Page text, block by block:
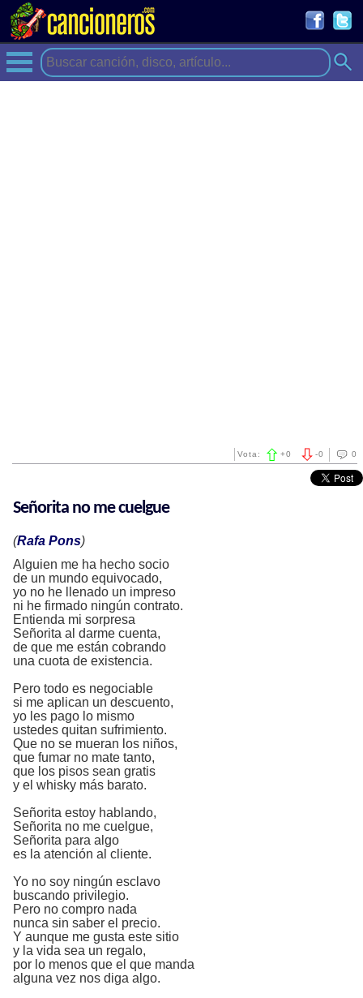
0
-0
Vota: +0
Señorita no me cuelgue
(Rafa Pons)
Alguien me ha hecho socio
de un mundo equivocado,
yo no he llenado un impreso
ni he firmado ningún contrato.
Entienda mi sorpresa
Señorita al darme cuenta,
de que me están cobrando
una cuota de existencia.
Pero todo es negociable
si me aplican un descuento,
yo les pago lo mismo
ustedes quitan sufrimiento.
Que no se mueran los niños,
que fumar no mate tanto,
que los pisos sean gratis
y el whisky más barato.
Señorita estoy hablando,
Señorita no me cuelgue,
Señorita para algo
es la atención al cliente.
Yo no soy ningún esclavo
buscando privilegio.
Pero no compro nada
nunca sin saber el precio.
Y aunque me gusta este sitio
y la vida sea un regalo,
por lo menos que el que manda
alguna vez nos diga algo.